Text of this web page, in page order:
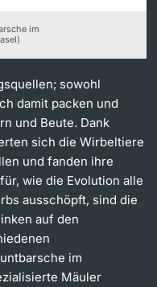
im
sowohl
damit packen und
und Beute. Dank
sich die Wirbeltiere
und fanden ihre
wie die Evolution alle
ausschöpft, sind die
auf den
im
Mäuler